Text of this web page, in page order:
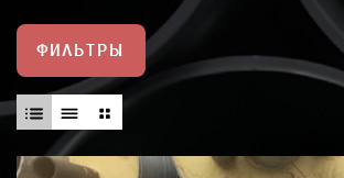
ФИЛЬТРЫ